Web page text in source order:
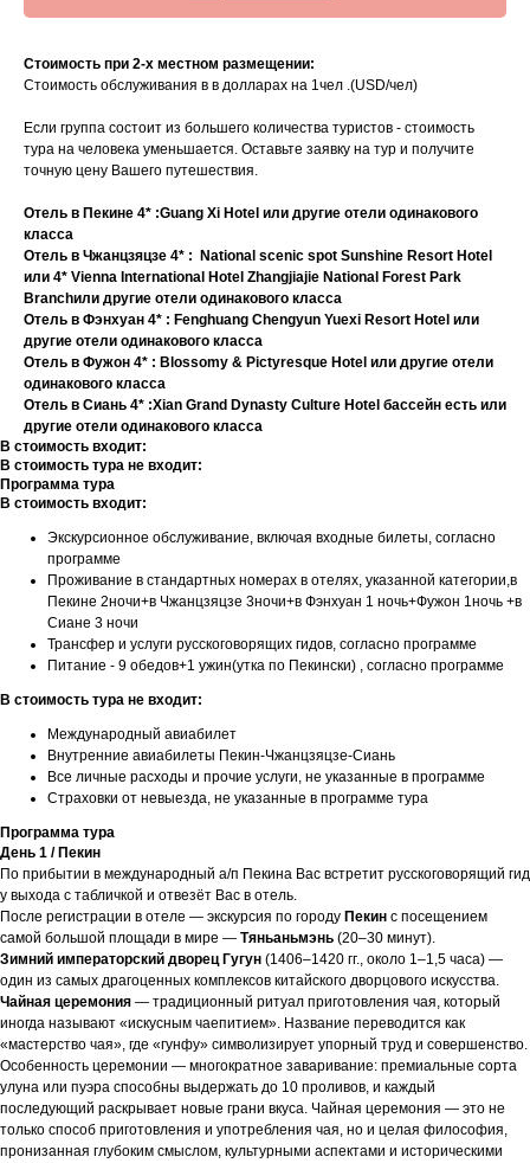
Стоимость при 2-х местном размещении:
Стоимость обслуживания в в долларах на 1чел .(USD/чел)
Если группа состоит из большего количества туристов - стоимость
тура на человека уменьшается. Оставьте заявку на тур и получите
точную цену Вашего путешествия.
Отель в Пекине 4* :Guang Xi Hotel или другие отели одинакового
класса
Отель в Чжанцзяцзе 4* : National scenic spot Sunshine Resort Hotel
или 4* Vienna International Hotel Zhangjiajie National Forest Park
Branchили другие отели одинакового класса
Отель в Фэнхуан 4* : Fenghuang Chengyun Yuexi Resort Hotel или
другие отели одинакового класса
Отель в Фужон 4* : Blossomy & Pictyresque Hotel или другие отели
одинакового класса
Отель в Сиань 4* :Xian Grand Dynasty Culture Hotel бассейн есть или
другие отели одинакового класса
В стоимость входит:
В стоимость тура не входит:
Программа тура
В стоимость входит:
Экскурсионное обслуживание, включая входные билеты, согласно
программе
Проживание в стандартных номерах в отелях, указанной категории,в
Пекине 2ночи+в Чжанцзяцзе 3ночи+в Фэнхуан 1 ночь+Фужон 1ночь +в
Сиане 3 ночи
Трансфер и услуги русскоговорящих гидов, согласно программе
Питание - 9 обедов+1 ужин(утка по Пекински) , согласно программе
В стоимость тура не входит:
Международный авиабилет
Внутренние авиабилеты Пекин-Чжанцзяцзе-Сиань
Все личные расходы и прочие услуги, не указанные в программе
Страховки от невыезда, не указанные в программе тура
Программа тура
День 1 / Пекин
По прибытии в международный а/п Пекина Вас встретит русскоговорящий гид
у выхода с табличкой и отвезёт Вас в отель.
После регистрации в отеле — экскурсия по городу Пекин с посещением
самой большой площади в мире — Тяньаньмэнь (20–30 минут).
Зимний императорский дворец Гугун (1406–1420 гг., около 1–1,5 часа) —
один из самых драгоценных комплексов китайского дворцового искусства.
Чайная церемония — традиционный ритуал приготовления чая, который
иногда называют «искусным чаепитием». Название переводится как
«мастерство чая», где «гунфу» символизирует упорный труд и совершенство.
Особенность церемонии — многократное заваривание: премиальные сорта
улуна или пуэра способны выдержать до 10 проливов, и каждый
последующий раскрывает новые грани вкуса. Чайная церемония — это не
только способ приготовления и употребления чая, но и целая философия,
пронизанная глубоким смыслом, культурными аспектами и историческими